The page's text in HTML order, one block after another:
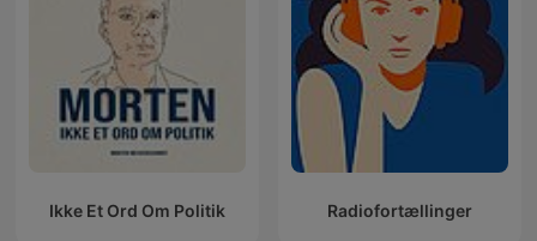
Ikke Et Ord Om Politik Radiofortællinger